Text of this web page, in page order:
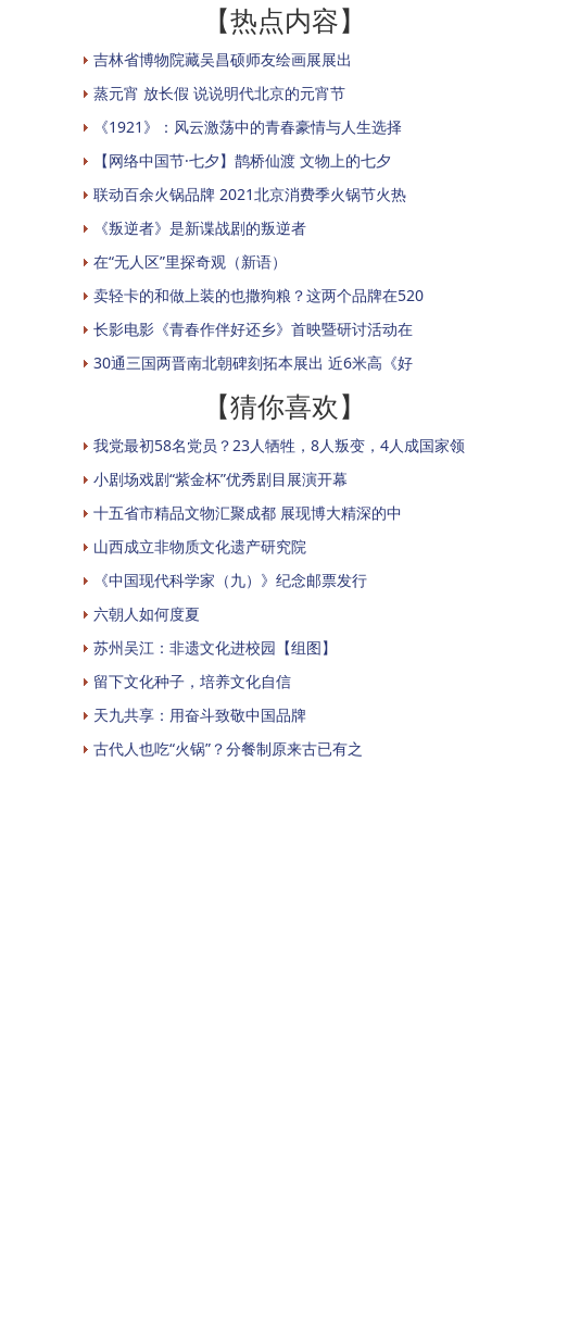
【热点内容】
吉林省博物院藏吴昌硕师友绘画展展出
蒸元宵 放长假 说说明代北京的元宵节
《1921》：风云激荡中的青春豪情与人生选择
【网络中国节·七夕】鹊桥仙渡 文物上的七夕
联动百余火锅品牌 2021北京消费季火锅节火热
《叛逆者》是新谍战剧的叛逆者
在“无人区”里探奇观（新语）
卖轻卡的和做上装的也撒狗粮？这两个品牌在520
长影电影《青春作伴好还乡》首映暨研讨活动在
30通三国两晋南北朝碑刻拓本展出 近6米高《好
【猜你喜欢】
我党最初58名党员？23人牺牲，8人叛变，4人成国家领
小剧场戏剧“紫金杯”优秀剧目展演开幕
十五省市精品文物汇聚成都 展现博大精深的中
山西成立非物质文化遗产研究院
《中国现代科学家（九）》纪念邮票发行
六朝人如何度夏
苏州吴江：非遗文化进校园【组图】
留下文化种子，培养文化自信
天九共享：用奋斗致敬中国品牌
古代人也吃“火锅”？分餐制原来古已有之